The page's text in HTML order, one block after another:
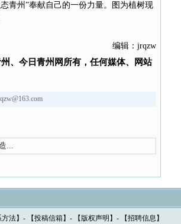
青州”奉献自己的一份力量。图为植树现
编辑：jrqzw
、今日青州网所有，任何媒体、网站
...
方法】- 【投稿信箱 】- 【版权声明 】- 【招聘信息 】